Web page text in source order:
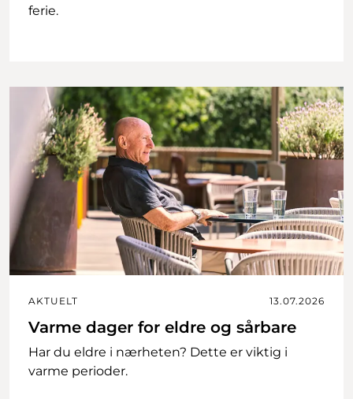
ferie.
AKTUELT 13.07.2026
Varme dager for eldre og sårbare
Har du eldre i nærheten? Dette er viktig i
varme perioder.